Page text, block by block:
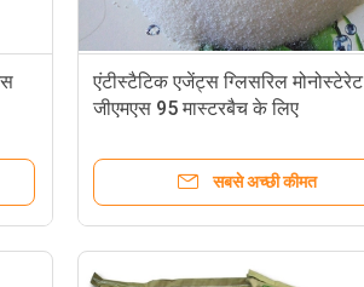
एंटीस्टैटिक एजेंट्स ग्लिसरिल मोनोस्टेरेट
जीएमएस 95 मास्टरबैच के लिए
सबसे अच्छी कीमत